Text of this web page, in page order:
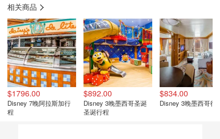
相关商品
$1796.00
Disney 7晚阿拉斯加行
程
$892.00
Disney 3晚墨西哥圣诞
圣诞行程
$834.00
Disney 3晚墨西哥行